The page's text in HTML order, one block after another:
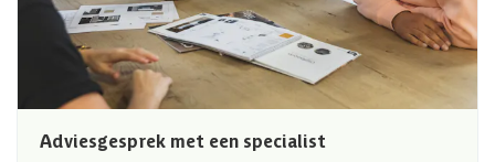
Adviesgesprek met een specialist